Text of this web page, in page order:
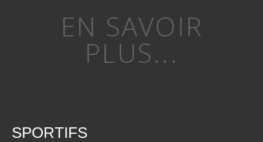
EN SAVOIR
PLUS...
SPORTIFS